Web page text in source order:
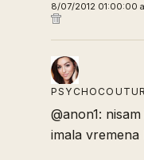
8/07/2012 01:00:00
@anon1:
imala vremena